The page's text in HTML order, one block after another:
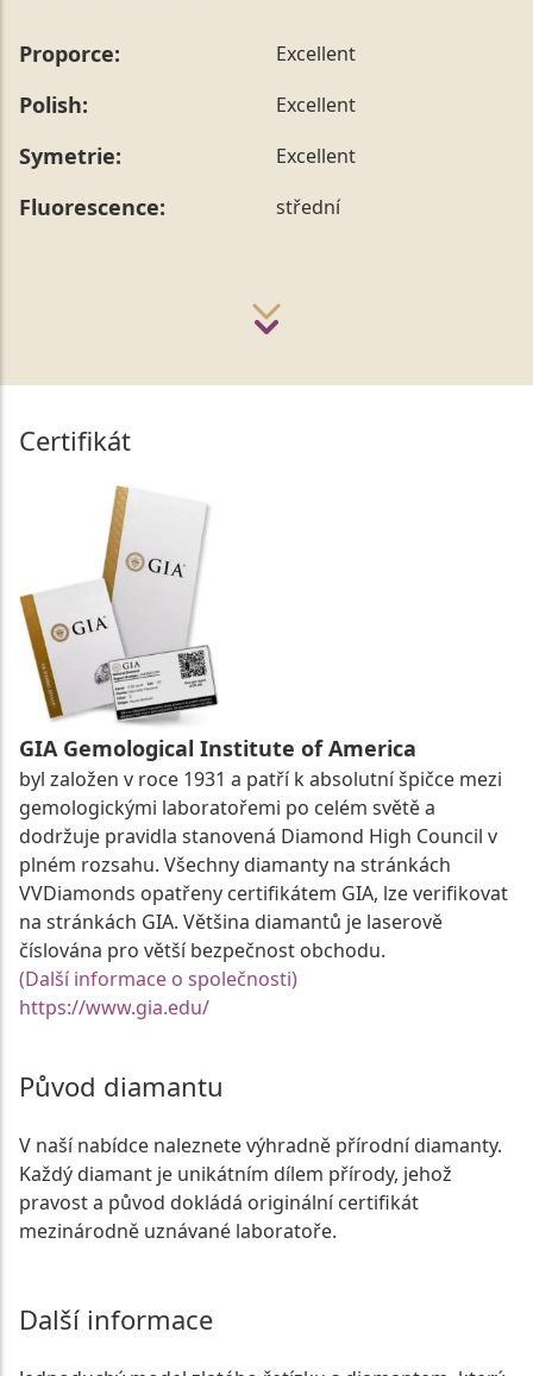
Proporce: Excellent
Polish: Excellent
Symetrie: Excellent
Fluorescence: střední
Certifikát
GIA Gemological Institute of America
byl založen v roce 1931 a patří k absolutní špičce mezi
gemologickými laboratořemi po celém světě a
dodržuje pravidla stanovená Diamond High Council v
plném rozsahu. Všechny diamanty na stránkách
VVDiamonds opatřeny certifikátem GIA, lze verifikovat
na stránkách GIA. Většina diamantů je laserově
číslována pro větší bezpečnost obchodu.
(Další informace o společnosti)
https://www.gia.edu/
Původ diamantu
V naší nabídce naleznete výhradně přírodní diamanty.
Každý diamant je unikátním dílem přírody, jehož
pravost a původ dokládá originální certifikát
mezinárodně uznávané laboratoře.
Další informace